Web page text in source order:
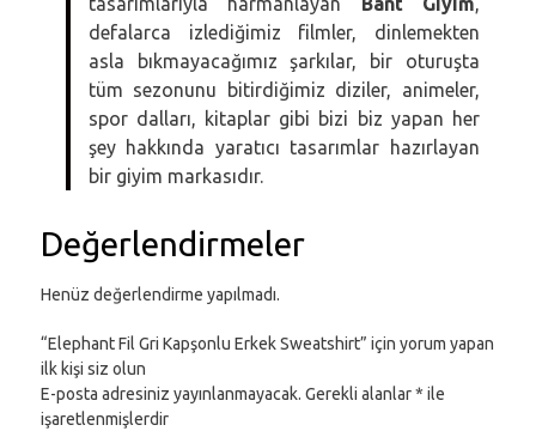
defalarca izlediğimiz filmler, dinlemekten
asla bıkmayacağımız şarkılar, bir oturuşta
tüm sezonunu bitirdiğimiz diziler, animeler,
spor dalları, kitaplar gibi bizi biz yapan her
şey hakkında yaratıcı tasarımlar hazırlayan
bir giyim markasıdır.
Değerlendirmeler
Henüz değerlendirme yapılmadı.
“Elephant Fil Gri Kapşonlu Erkek Sweatshirt” için yorum yapan
ilk kişi siz olun
E-posta adresiniz yayınlanmayacak. Gerekli alanlar* ile
işaretlenmişlerdir